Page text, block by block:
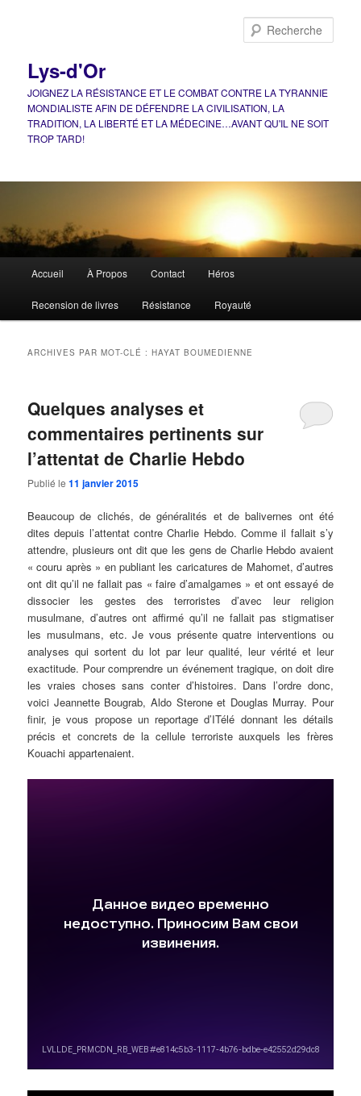
Lys-d'Or
JOIGNEZ LA RÉSISTANCE ET LE COMBAT CONTRE LA TYRANNIE
MONDIALISTE AFIN DE DÉFENDRE LA CIVILISATION, LA
TRADITION, LA LIBERTÉ ET LA MÉDECINE…AVANT QU'IL NE SOIT
TROP TARD!
principal
Accueil À Propos Contact Héros
Recension de livres Résistance Royauté
ARCHIVES PAR MOT-CLÉ :HAYAT BOUMEDIENNE
Quelques analyses et
commentaires pertinents sur
l’attentat de Charlie Hebdo
Publié le11 janvier 2015
Beaucoup de clichés, de généralités et de balivernes ont été
dites depuis l’attentat contre Charlie Hebdo. Comme il fallait s’y
attendre, plusieurs ont dit que les gens de Charlie Hebdo avaient
« couru après » en publiant les caricatures de Mahomet, d’autres
ont dit qu’il ne fallait pas « faire d’amalgames » et ont essayé de
dissocier les gestes des terroristes d’avec leur religion
musulmane, d’autres ont affirmé qu’il ne fallait pas stigmatiser
les musulmans, etc. Je vous présente quatre interventions ou
analyses qui sortent du lot par leur qualité, leur vérité et leur
exactitude. Pour comprendre un événement tragique, on doit dire
les vraies choses sans conter d’histoires. Dans l’ordre donc,
voici Jeannette Bougrab, Aldo Sterone et Douglas Murray. Pour
finir, je vous propose un reportage d’ITélé donnant les détails
précis et concrets de la cellule terroriste auxquels les frères
Kouachi appartenaient.